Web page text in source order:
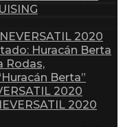
2020
Huracán Berta
Rodas,
Berta”
2020
2020